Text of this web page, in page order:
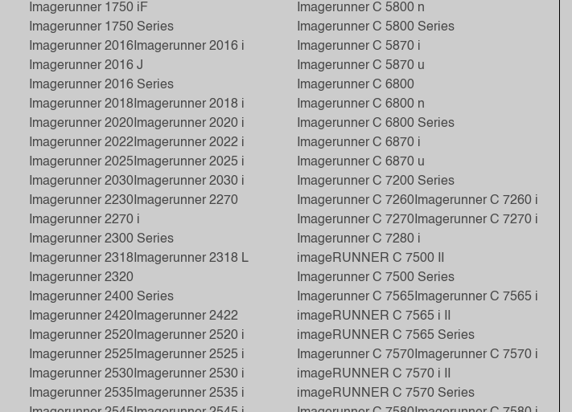
Imagerunner 1750 iF
Imagerunner 1750 Series
Imagerunner 2016Imagerunner 2016 i
Imagerunner 2016 J
Imagerunner 2016 Series
Imagerunner 2018 Imagerunner 2018 i
Imagerunner 2020Imagerunner 2020 i
Imagerunner 2022Imagerunner 2022 i
Imagerunner 2025Imagerunner 2025 i
Imagerunner 2030Imagerunner 2030 i
Imagerunner 2230Imagerunner 2270
Imagerunner 2270 i
Imagerunner 2300 Series
Imagerunner 2318 Imagerunner 2318 L
Imagerunner 2320
Imagerunner 2400 Series
Imagerunner 2420Imagerunner 2422
Imagerunner 2520Imagerunner 2520 i
Imagerunner 2525Imagerunner 2525 i
Imagerunner 2530Imagerunner 2530 i
Imagerunner 2535Imagerunner 2535 i
Imagerunner C 5800 n
Imagerunner C 5800 Series
Imagerunner C 5870 i
Imagerunner C 5870 u
Imagerunner C 6800
Imagerunner C 6800 n
Imagerunner C 6800 Series
Imagerunner C 6870 i
Imagerunner C 6870 u
Imagerunner C 7200 Series
Imagerunner C 7260 Imagerunner C 7260 i
Imagerunner C 7270 Imagerunner C 7270 i
Imagerunner C 7280 i
imageRUNNER C 7500 II
Imagerunner C 7500 Series
Imagerunner C 7565 Imagerunner C 7565 i
imageRUNNER C 7565 i II
imageRUNNER C 7565 Series
Imagerunner C 7570 Imagerunner C 7570 i
imageRUNNER C 7570 i II
imageRUNNER C 7570 Series